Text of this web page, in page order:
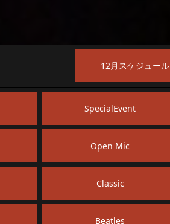
12月スケジュール
SpecialEvent
Open Mic
Classic
Beatles